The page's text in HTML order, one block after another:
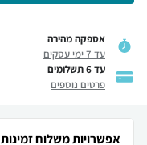
אספקה מהירה
עד 7 ימי עסקים
עד 6 תשלומים
פרטים נוספים
אפשרויות משלוח זמינות